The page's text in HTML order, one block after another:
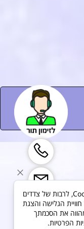
לידיעתך, באתרנו נעשה שימוש בקבצי Cookies, לרבות של צדדים
הגלישה והצגת
את הסכמתך
הפרטיות.